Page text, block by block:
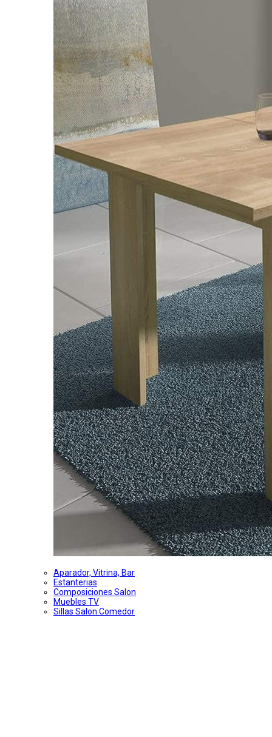
Aparador, Vitrina, Bar
Estanterias
Composiciones Salon
Muebles TV
Sillas Salon Comedor